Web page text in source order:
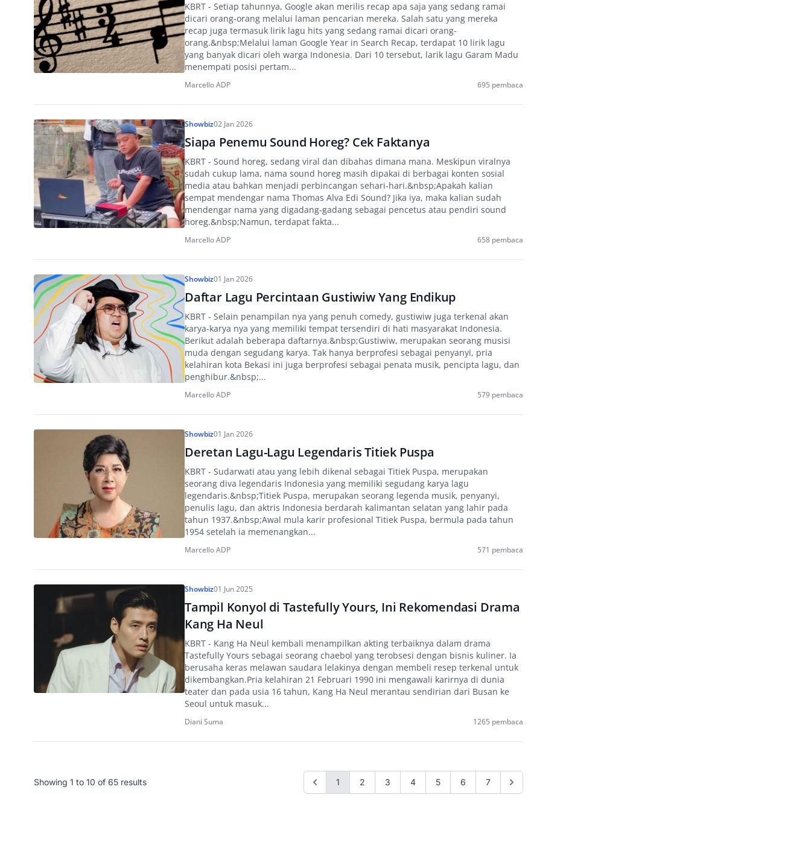
KBRT - Setiap tahunnya, Google akan merilis recap apa saja yang sedang ramai
dicari orang-orang melalui laman pencarian mereka. Salah satu yang mereka
recap juga termasuk lirik lagu hits yang sedang ramai dicari orang-
orang.&nbsp;Melalui laman Google Year in Search Recap, terdapat 10 lirik lagu
yang banyak dicari oleh warga Indonesia. Dari 10 tersebut, larik lagu Garam Madu
menempati posisi pertam...
Marcello ADP 695 pembaca
Showbiz02 Jan 2026
Siapa Penemu Sound Horeg? Cek Faktanya
KBRT - Sound horeg, sedang viral dan dibahas dimana mana. Meskipun viralnya
sudah cukup lama, nama sound horeg masih dipakai di berbagai konten sosial
media atau bahkan menjadi perbincangan sehari-hari.&nbsp;Apakah kalian
sempat mendengar nama Thomas Alva Edi Sound? Jika iya, maka kalian sudah
mendengar nama yang digadang-gadang sebagai pencetus atau pendiri sound
horeg.&nbsp;Namun, terdapat fakta...
Marcello ADP 658 pembaca
Showbiz01 Jan 2026
Daftar Lagu Percintaan Gustiwiw Yang Endikup
KBRT - Selain penampilan nya yang penuh comedy, gustiwiw juga terkenal akan
karya-karya nya yang memiliki tempat tersendiri di hati masyarakat Indonesia.
Berikut adalah beberapa daftarnya.&nbsp;Gustiwiw, merupakan seorang musisi
muda dengan segudang karya. Tak hanya berprofesi sebagai penyanyi, pria
kelahiran kota Bekasi ini juga berprofesi sebagai penata musik, pencipta lagu, dan
penghibur.&nbsp;...
Marcello ADP 579 pembaca
Showbiz01 Jan 2026
Deretan Lagu-Lagu Legendaris Titiek Puspa
KBRT - Sudarwati atau yang lebih dikenal sebagai Titiek Puspa, merupakan
seorang diva legendaris Indonesia yang memiliki segudang karya lagu
legendaris.&nbsp;Titiek Puspa, merupakan seorang legenda musik, penyanyi,
penulis lagu, dan aktris Indonesia berdarah kalimantan selatan yang lahir pada
tahun 1937.&nbsp;Awal mula karir profesional Titiek Puspa, bermula pada tahun
1954 setelah ia memenangkan...
Marcello ADP 571 pembaca
Showbiz01 Jun 2025
Tampil Konyol di Tastefully Yours, Ini Rekomendasi Drama
Kang Ha Neul
KBRT - Kang Ha Neul kembali menampilkan akting terbaiknya dalam drama
Tastefully Yours sebagai seorang chaebol yang terobsesi dengan bisnis kuliner. Ia
berusaha keras melawan saudara lelakinya dengan membeli resep terkenal untuk
dikembangkan.Pria kelahiran 21 Februari 1990 ini mengawali karirnya di dunia
teater dan pada usia 16 tahun, Kang Ha Neul merantau sendirian dari Busan ke
Seoul untuk masuk...
Diani Suma 1265 pembaca
Showing 1 to 10 of 65 results 1 2 3 4 5 6 7